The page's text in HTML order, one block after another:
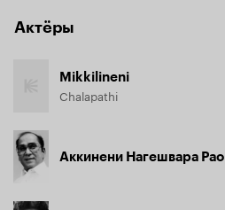
Актёры
Mikkilineni
Chalapathi
Аккинени Нагешвара Рао